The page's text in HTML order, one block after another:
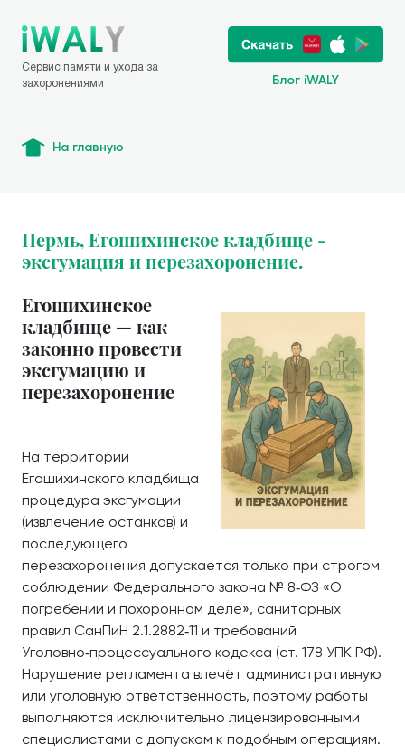
Сервис памяти и ухода за
захоронениями
Блог iWALY
На главную
Пермь, Егошихинское кладбище -
эксгумация и перезахоронение.
Егошихинское
кладбище — как
законно провести
эксгумацию и
перезахоронение
На территории
Егошихинского кладбища
процедура эксгумации
(извлечение останков) и
последующего
перезахоронения допускается только при строгом
соблюдении Федерального закона № 8‑ФЗ «О
погребении и похоронном деле», санитарных
правил СанПиН 2.1.2882‑11 и требований
Уголовно‑процессуального кодекса (ст. 178 УПК РФ).
Нарушение регламента влечёт административную
или уголовную ответственность, поэтому работы
выполняются исключительно лицензированными
специалистами с допуском к подобным операциям.